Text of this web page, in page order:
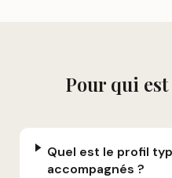
Pour qui
Quel est le profil
accompagnés ?